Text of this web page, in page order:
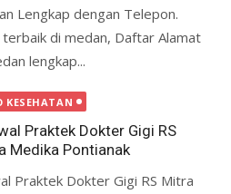
Lengkap dengan Telepon.
di medan, Daftar Alamat
lengkap...
KESEHATAN
Praktek Dokter Gigi RS
Medika Pontianak
Praktek Dokter Gigi RS Mitra